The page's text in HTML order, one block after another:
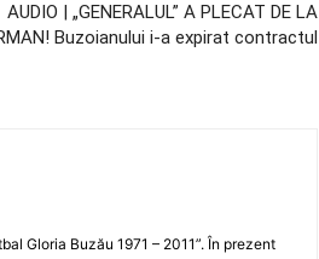
AUDIO | „GENERALUL” A PLECAT DE LA
Buzoianului i-a expirat contractul
Gloria Buzău 1971 – 2011”. În prezent